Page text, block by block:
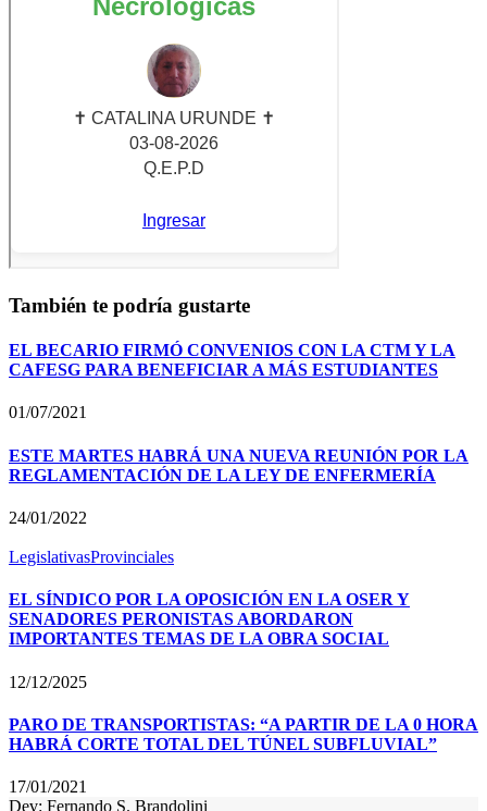
También te podría gustarte
EL BECARIO FIRMÓ CONVENIOS CON LA CTM Y LA
CAFESG PARA BENEFICIAR A MÁS ESTUDIANTES
01/07/2021
ESTE MARTES HABRÁ UNA NUEVA REUNIÓN POR LA
REGLAMENTACIÓN DE LA LEY DE ENFERMERÍA
24/01/2022
LegislativasProvinciales
EL SÍNDICO POR LA OPOSICIÓN EN LA OSER Y
SENADORES PERONISTAS ABORDARON
IMPORTANTES TEMAS DE LA OBRA SOCIAL
12/12/2025
PARO DE TRANSPORTISTAS: “A PARTIR DE LA 0 HORA
HABRÁ CORTE TOTAL DEL TÚNEL SUBFLUVIAL”
17/01/2021
Dev: Fernando S. Brandolini